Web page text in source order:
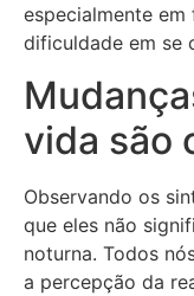
especialmente
dificuldade em se
vida são
Observando os
que eles não
noturna. Todos
a percepção da